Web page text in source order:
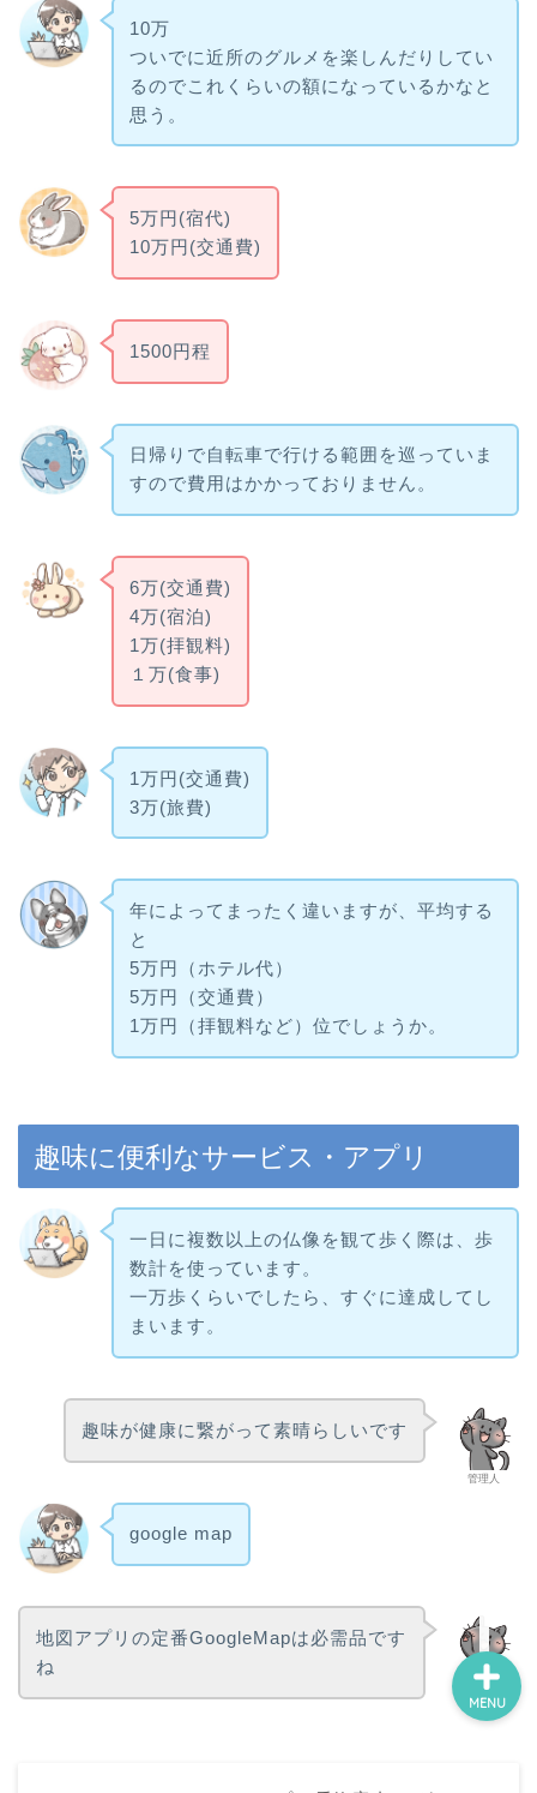
10万
ついでに近所のグルメを楽しんだりしてい
るのでこれくらいの額になっているかなと
思う。
5万円(宿代)
10万円(交通費)
1500円程
日帰りで自転車で行ける範囲を巡っていま
すので費用はかかっておりません。
6万(交通費)
4万(宿泊)
1万(拝観料)
１万(食事)
1万円(交通費)
3万(旅費)
年によってまったく違いますが、平均する
と
5万円（ホテル代）
5万円（交通費）
1万円（拝観料など）位でしょうか。
趣味に便利なサービス・アプリ
一日に複数以上の仏像を観て歩く際は、歩
数計を使っています。
一万歩くらいでしたら、すぐに達成してし
まいます。
管理人
趣味が健康に繋がって素晴らしいです
google map
管理人
地図アプリの定番GoogleMapは必需品です
ね
MENU
スポーツ・運動